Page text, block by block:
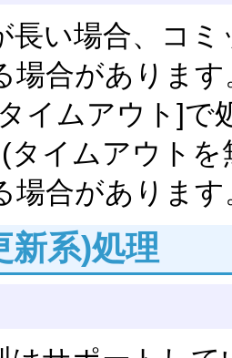
長い場合、コ
場合がありま
イムアウト]で
タイムアウト
場合があります
新系)処理